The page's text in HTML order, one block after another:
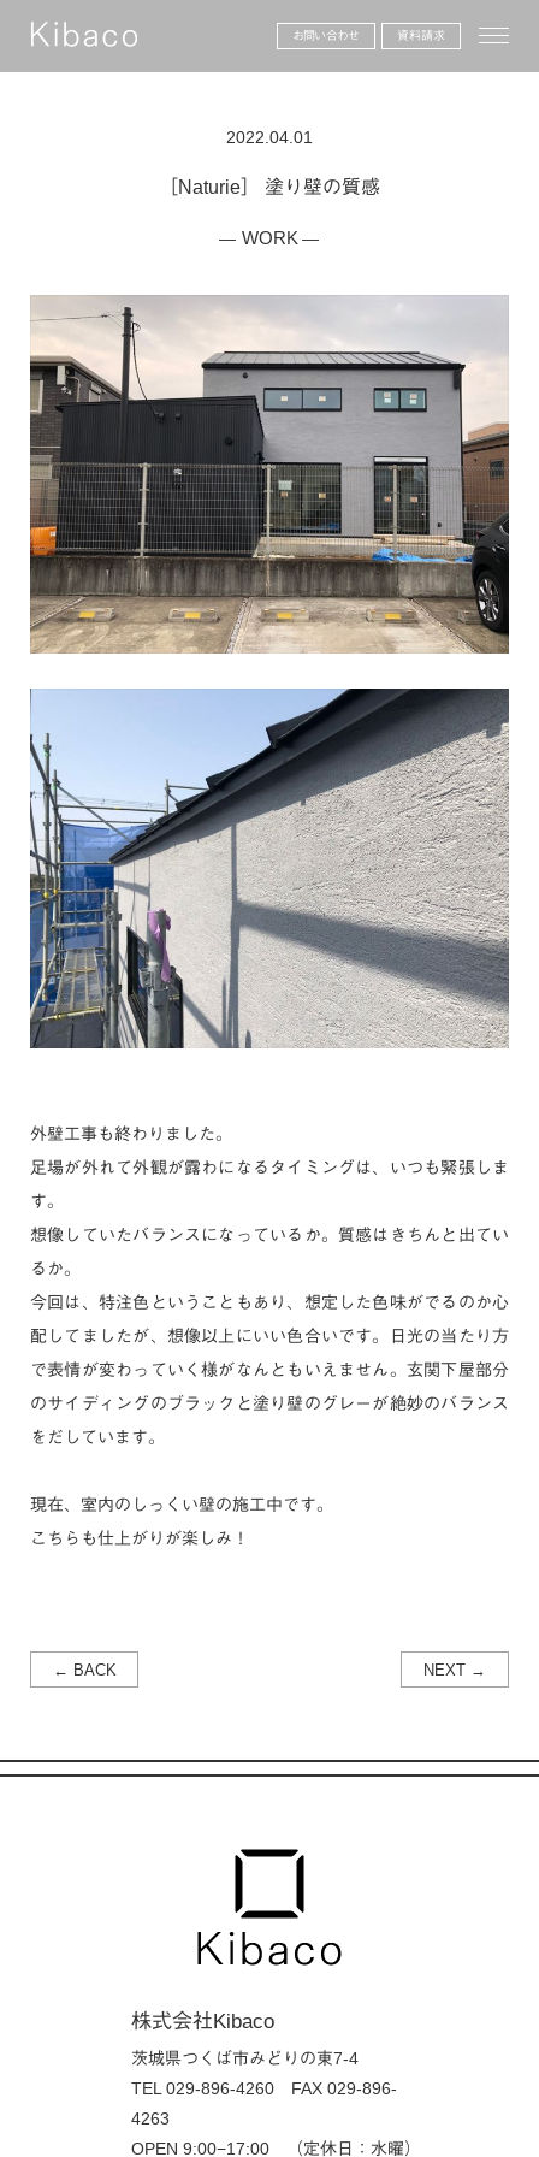
toggle
お問い合わせ 資料請求
2022.04.01
［Naturie］ 塗り壁の質感
WORK
外壁工事も終わりました。
足場が外れて外観が露わになるタイミングは、いつも緊張しま
す。
想像していたバランスになっているか。質感はきちんと出てい
るか。
今回は、特注色ということもあり、想定した色味がでるのか心
配してましたが、想像以上にいい色合いです。日光の当たり方
で表情が変わっていく様がなんともいえません。玄関下屋部分
のサイディングのブラックと塗り壁のグレーが絶妙のバランス
をだしています。
現在、室内のしっくい壁の施工中です。
こちらも仕上がりが楽しみ！
← BACK NEXT →
株式会社Kibaco
茨城県つくば市みどりの東7-4
TEL 029-896-4260 FAX 029-896-
4263
OPEN 9:00−17:00 （定休日：水曜）